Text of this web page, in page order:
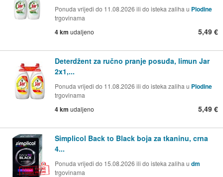
Ponuda vrijedi do 11.08.2026 ili do isteka zaliha u Plodine
trgovinama
4 km udaljeno 5,49 €
Deterdžent za ručno pranje posuđa, limun Jar
2x1,...
Ponuda vrijedi do 11.08.2026 ili do isteka zaliha u Plodine
trgovinama
4 km udaljeno 5,49 €
Simplicol Back to Black boja za tkaninu, crna
4...
Ponuda vrijedi do 15.08.2026 ili do isteka zaliha u dm
trgovinama